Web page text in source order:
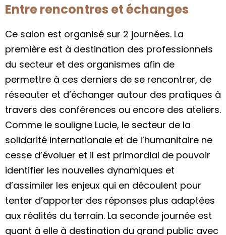
Entre rencontres et échanges
Ce salon est organisé sur 2 journées. La
première est à destination des professionnels
du secteur et des organismes afin de
permettre à ces derniers de se rencontrer, de
réseauter et d’échanger autour des pratiques à
travers des conférences ou encore des ateliers.
Comme le souligne Lucie, le secteur de la
solidarité internationale et de l’humanitaire ne
cesse d’évoluer et il est primordial de pouvoir
identifier les nouvelles dynamiques et
d’assimiler les enjeux qui en découlent pour
tenter d’apporter des réponses plus adaptées
aux réalités du terrain. La seconde journée est
quant à elle à destination du grand public avec